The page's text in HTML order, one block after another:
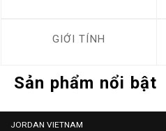
GIỚI TÍNH
Sản phẩm nổi bật
JORDAN VIETNAM